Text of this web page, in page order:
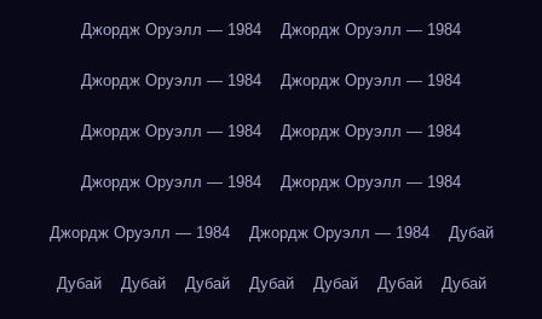
Джордж Оруэлл — 1984 Джордж Оруэлл — 1984
Джордж Оруэлл — 1984 Джордж Оруэлл — 1984
Джордж Оруэлл — 1984 Джордж Оруэлл — 1984
Джордж Оруэлл — 1984 Джордж Оруэлл — 1984
Джордж Оруэлл — 1984 Джордж Оруэлл — 1984 Дубай
Дубай Дубай Дубай Дубай Дубай Дубай Дубай